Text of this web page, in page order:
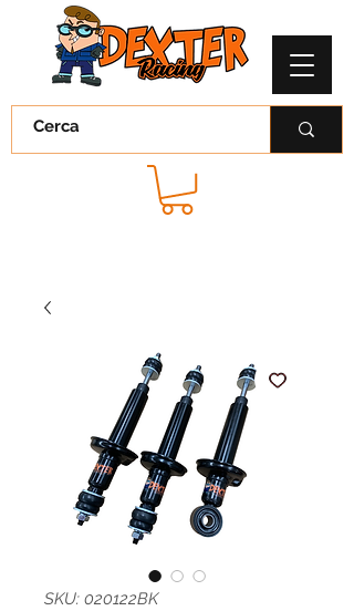
SKU: 020122BK